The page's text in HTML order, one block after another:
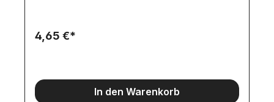
4,65 €*
In den Warenkorb